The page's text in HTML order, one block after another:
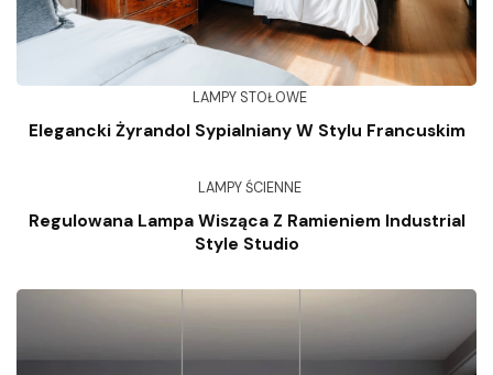
LAMPY STOŁOWE
Elegancki Żyrandol Sypialniany W Stylu Francuskim
LAMPY ŚCIENNE
Regulowana Lampa Wisząca Z Ramieniem Industrial
Style Studio